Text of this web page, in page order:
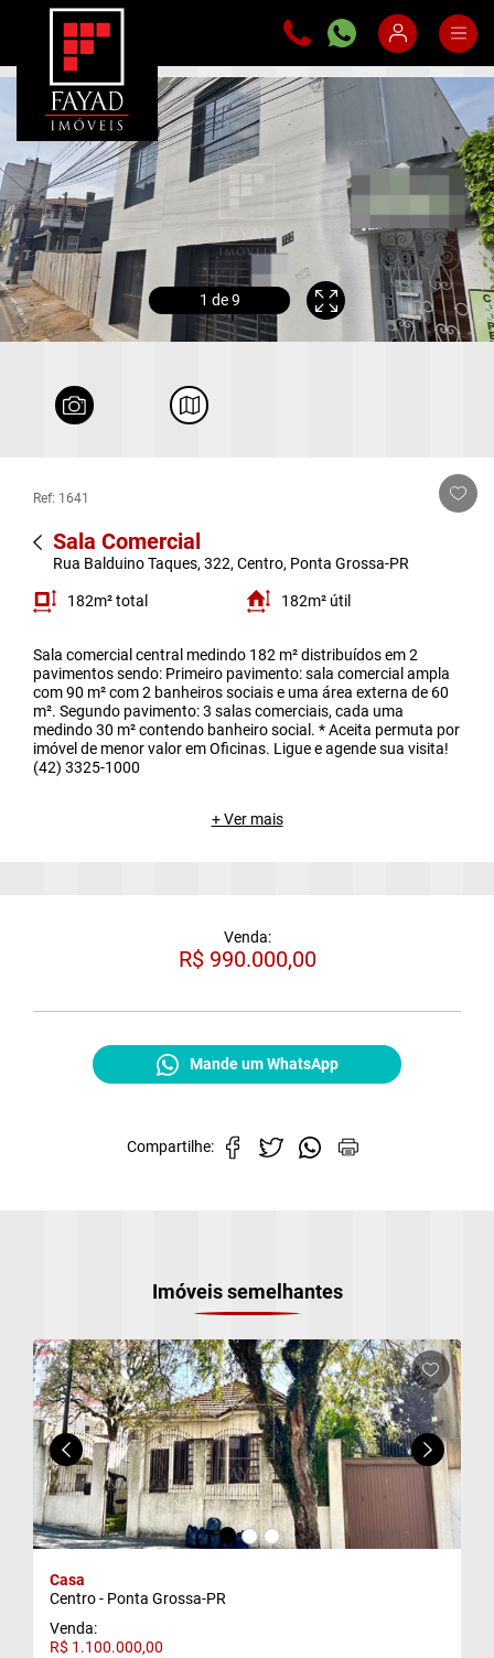
1 de 9
Ref: 1641
Sala Comercial
Rua Balduino Taques, 322, Centro, Ponta Grossa-PR
182m² total 182m² útil
Sala comercial central medindo 182 m² distribuídos em 2
pavimentos sendo: Primeiro pavimento: sala comercial ampla
com 90 m² com 2 banheiros sociais e uma área externa de 60
m². Segundo pavimento: 3 salas comerciais, cada uma
medindo 30 m² contendo banheiro social. * Aceita permuta por
imóvel de menor valor em Oficinas. Ligue e agende sua visita!
(42) 3325-1000
+ Ver mais
Venda:
R$ 990.000,00
Mande um WhatsApp
Compartilhe:
Imóveis semelhantes
Casa
Centro - Ponta Grossa-PR
Venda:
R$ 1.100.000,00
Cadastrar
b)
c)
d)
e)
f)